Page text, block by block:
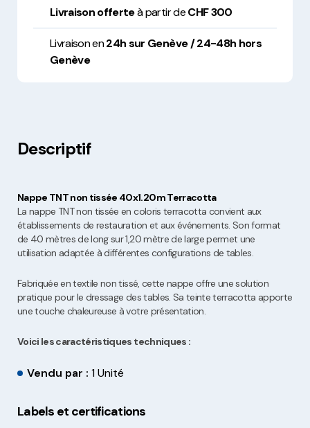
Livraison offerteà partir deCHF 300
Livraison en24h sur Genève / 24-48h hors
Genève
Descriptif
Nappe TNT non tissée 40x1.20m Terracotta
La nappe TNT non tissée en coloris terracotta convient aux
établissements de restauration et aux événements. Son format
de 40 mètres de long sur 1,20 mètre de large permet une
utilisation adaptée à différentes configurations de tables.
Fabriquée en textile non tissé, cette nappe offre une solution
pratique pour le dressage des tables. Sa teinte terracotta apporte
une touche chaleureuse à votre présentation.
Voici les caractéristiques techniques :
Vendu par : 1 Unité
Labels et certifications